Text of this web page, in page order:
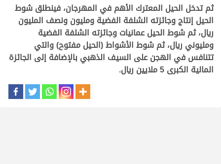
ثم تدخل الحيل المعترك الأهم في المهرجان، فينطلق شوط
الحيل إنتاج وجائزته الشلفة الفضية ومليون ونصف المليون
ريال، ثم شوط الحيل عمانيات وجائزته الشلفة الفضية
ومليوني ريال، ثم شوط الأشواط (الحيل مفتوح) والتي
تتنافس في الهجن على السيف الذهبي بالإضافة إلى الجائزة
المالية الكبرى 5 ملايين ريال.